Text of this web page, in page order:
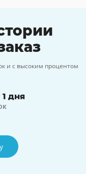
и с высоким процентом
1 дня